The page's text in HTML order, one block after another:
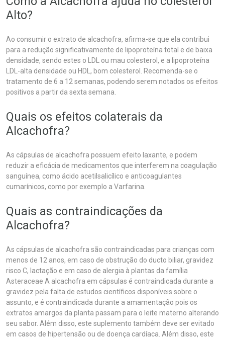
Alto?
Ao consumir o extrato de alcachofra, afirma-se que ela contribui
para a redução significativamente de lipoproteína total e de baixa
densidade, sendo estes o LDL ou mau colesterol, e a lipoproteína
LDL-alta densidade ou HDL, bom colesterol. Recomenda-se o
tratamento de 6 a 12 semanas, podendo serem notados os efeitos
positivos a partir da sexta semana.
Quais os efeitos colaterais da
Alcachofra?
As cápsulas de alcachofra possuem efeito laxante, e podem
reduzir a eficácia de medicamentos que interferem na coagulação
sanguínea, como ácido acetilsalicílico e anticoagulantes
cumarínicos, como por exemplo a Varfarina.
Quais as contraindicações da
Alcachofra?
As cápsulas de alcachofra são contraindicadas para crianças com
menos de 12 anos, em caso de obstrução do ducto biliar, gravidez
risco C, lactação e em caso de alergia à plantas da família
Asteraceae A alcachofra em cápsulas é contraindicada durante a
gravidez pela falta de estudos científicos disponíveis sobre o
assunto, e é contraindicada durante a amamentação pois os
extratos amargos da planta passam para o leite materno alterando
seu sabor. Além disso, este suplemento também deve ser evitado
em casos de hipertensão ou de doença cardíaca. Além disso, este